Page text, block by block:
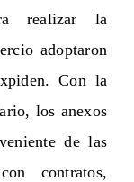
realizar la
adoptaron
Con la
los anexos
de las
contratos,